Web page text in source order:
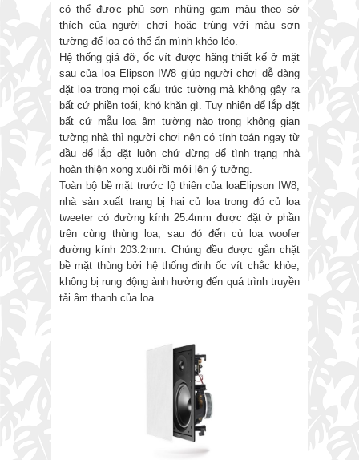
có thể được phủ sơn những gam màu theo sở
thích của người chơi hoặc trùng với màu sơn
tường để loa có thể ẩn mình khéo léo.
Hệ thống giá đỡ, ốc vít được hãng thiết kế ở mặt
sau của loa Elipson IW8 giúp người chơi dễ dàng
đặt loa trong mọi cấu trúc tường mà không gây ra
bất cứ phiền toái, khó khăn gì. Tuy nhiên để lắp đặt
bất cứ mẫu loa âm tường nào trong không gian
tường nhà thì người chơi nên có tính toán ngay từ
đầu để lắp đặt luôn chứ đừng để tình trạng nhà
hoàn thiện xong xuôi rồi mới lên ý tưởng.
Toàn bộ bề mặt trước lộ thiên của loaElipson IW8,
nhà sản xuất trang bị hai củ loa trong đó củ loa
tweeter có đường kính 25.4mm được đặt ở phần
trên cùng thùng loa, sau đó đến củ loa woofer
đường kính 203.2mm. Chúng đều được gắn chặt
bề mặt thùng bởi hệ thống đinh ốc vít chắc khỏe,
không bị rung động ảnh hưởng đến quá trình truyền
tải âm thanh của loa.